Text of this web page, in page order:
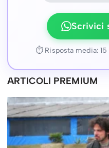
Scrivici
⏱ Risposta media: 15
ARTICOLI PREMIUM